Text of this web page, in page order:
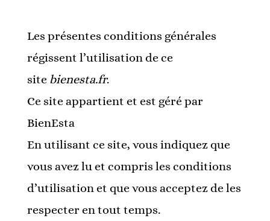
Les présentes conditions générales
régissent l’utilisation de ce
site bienesta.fr.
Ce site appartient et est géré par
BienEsta
En utilisant ce site, vous indiquez que
vous avez lu et compris les conditions
d’utilisation et que vous acceptez de les
respecter en tout temps.